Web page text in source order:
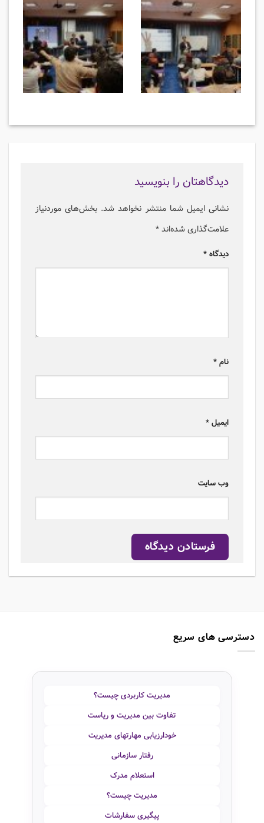
دیدگاهتان را بنویسید
نشانی ایمیل شما منتشر نخواهد شد. بخش‌های موردنیاز
علامت‌گذاری شده‌اند*
دیدگاه *
نام *
ایمیل *
وب‌ سایت
دسترسی های سریع
مدیریت کاربردی چیست؟
تفاوت بین مدیریت و ریاست
خودارزیابی مهارتهای مدیریت
رفتار سازمانی
استعلام مدرک
مدیریت چیست؟
پیگیری سفارشات